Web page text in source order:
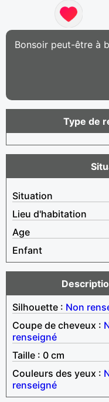
Bonsoir peut-être à
Type de
Situation
Lieu d'habitation
Age
Enfant
Silhouette : Non
Coupe de cheveux :
renseigné
Taille : 0 cm
Couleurs des yeux :
renseigné